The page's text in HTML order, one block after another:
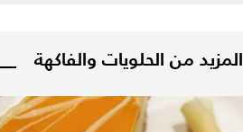
المزيد من الحلويات والفاكهة